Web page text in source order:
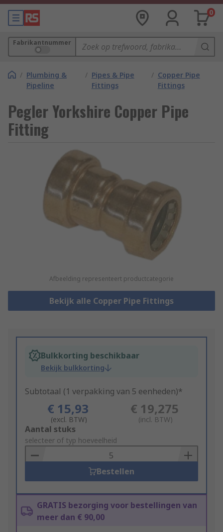
0
Fabrikantnummer
/ Plumbing &
Pipeline
/ Pipes & Pipe
Fittings
/ Copper Pipe
Fittings
Pegler Yorkshire Copper Pipe
Fitting
Afbeelding representeert productcategorie
Bekijk alle Copper Pipe Fittings
Bulkkorting beschikbaar
Bekijk bulkkorting
Subtotaal (1 verpakking van 5 eenheden)*
€ 15,93
(excl. BTW)
€ 19,275
(incl. BTW)
Add
to
Basket
Aantal stuks
selecteer of typ hoeveelheid
Bestellen
GRATIS bezorging voor bestellingen van
meer dan € 90,00